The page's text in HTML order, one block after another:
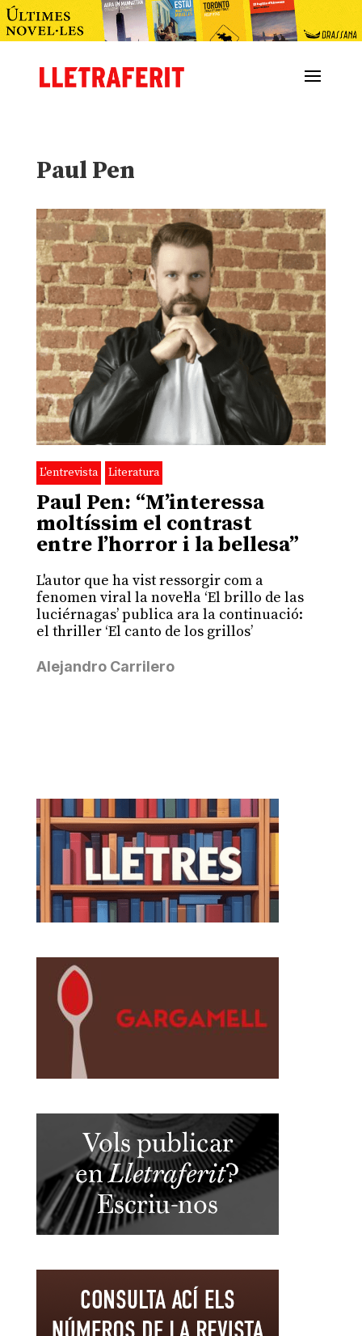
Paul Pen
L'entrevista Literatura
Paul Pen: “M’interessa
moltíssim el contrast
entre l’horror i la bellesa”
L'autor que ha vist ressorgir com a
fenomen viral la novel·la ‘El brillo de las
luciérnagas’ publica ara la continuació:
el thriller ‘El canto de los grillos’
Alejandro Carrilero